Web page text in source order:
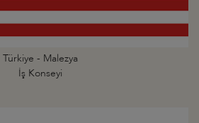
Türkiye - Malezya
İş Konseyi